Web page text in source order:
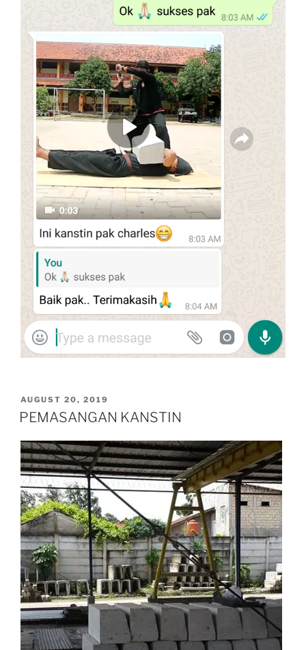
POSTED
ON
AUGUST 20, 2019
PEMASANGAN KANSTIN